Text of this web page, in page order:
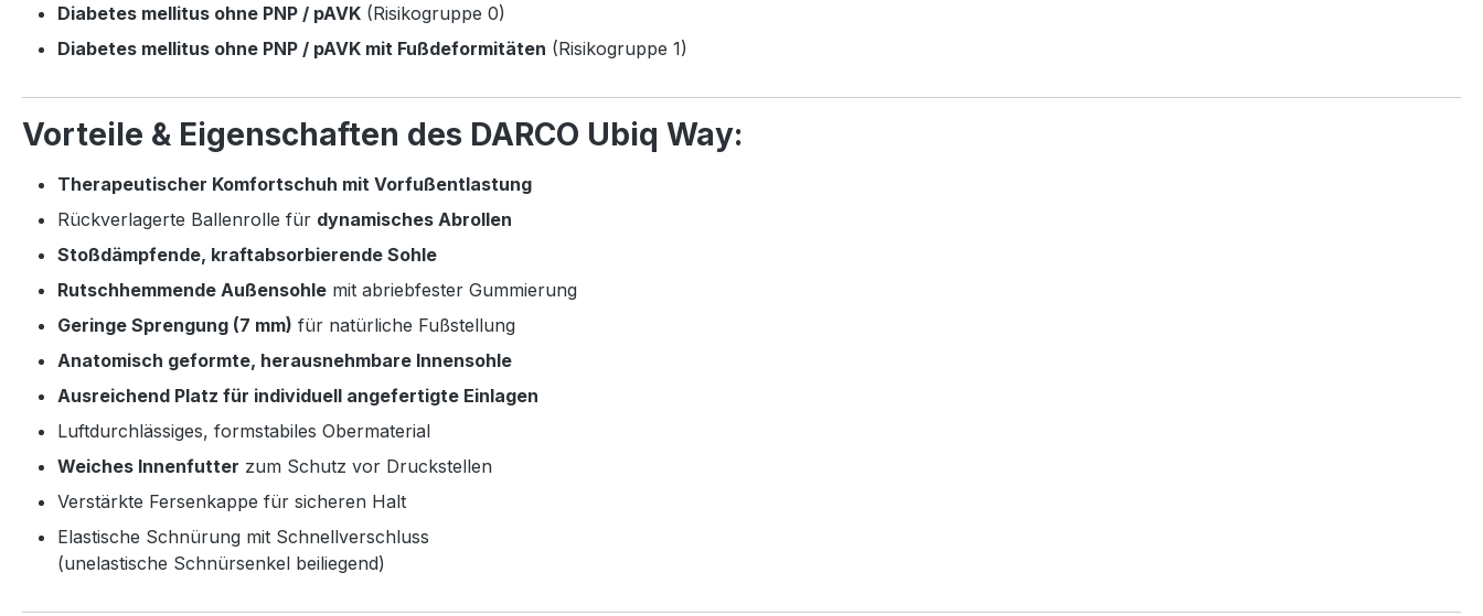
Diabetes mellitus ohne PNP / pAVK (Risikogruppe 0)
Diabetes mellitus ohne PNP / pAVK mit Fußdeformitäten (Risikogruppe 1)
Vorteile & Eigenschaften des DARCO Ubiq Way:
Therapeutischer Komfortschuh mit Vorfußentlastung
Rückverlagerte Ballenrolle für dynamisches Abrollen
Stoßdämpfende, kraftabsorbierende Sohle
Rutschhemmende Außensohle mit abriebfester Gummierung
Geringe Sprengung (7 mm) für natürliche Fußstellung
Anatomisch geformte, herausnehmbare Innensohle
Ausreichend Platz für individuell angefertigte Einlagen
Luftdurchlässiges, formstabiles Obermaterial
Weiches Innenfutter zum Schutz vor Druckstellen
Verstärkte Fersenkappe für sicheren Halt
Elastische Schnürung mit Schnellverschluss
(unelastische Schnürsenkel beiliegend)